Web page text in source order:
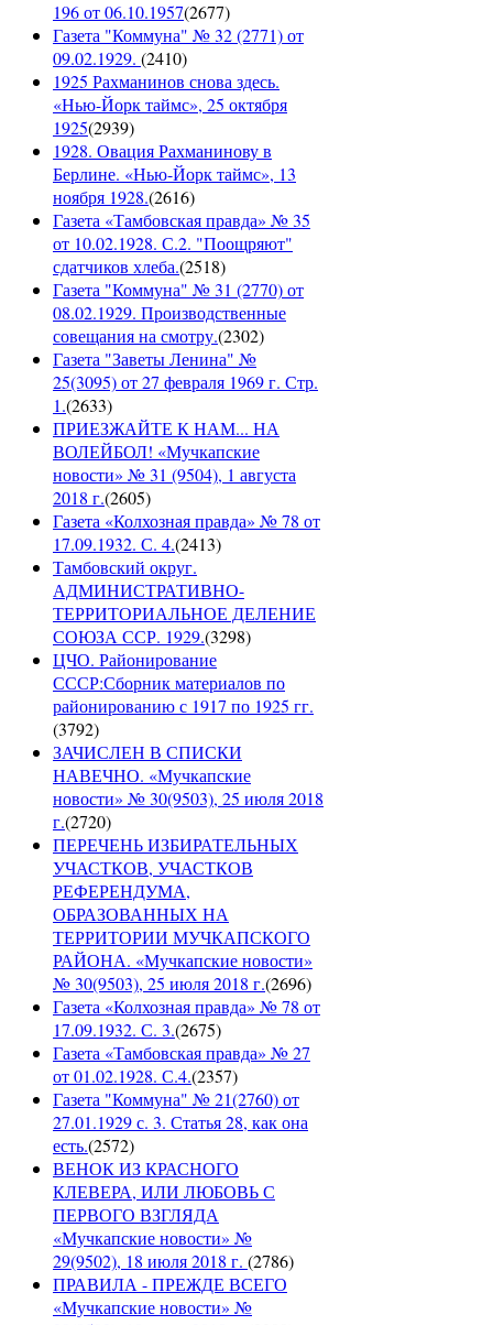
196 от 06.10.1957(2677)
Газета "Коммуна" № 32 (2771) от
09.02.1929. (2410)
1925 Рахманинов снова здесь.
«Нью-Йорк таймс», 25 октября
1925(2939)
1928. Овация Рахманинову в
Берлине. «Нью-Йорк таймс», 13
ноября 1928.(2616)
Газета «Тамбовская правда» № 35
от 10.02.1928. С.2. "Поощряют"
сдатчиков хлеба.(2518)
Газета "Коммуна" № 31 (2770) от
08.02.1929. Производственные
совещания на смотру.(2302)
Газета "Заветы Ленина" №
25(3095) от 27 февраля 1969 г. Стр.
1.(2633)
ПРИЕЗЖАЙТЕ К НАМ... НА
ВОЛЕЙБОЛ! «Мучкапские
новости» № 31 (9504), 1 августа
2018 г.(2605)
Газета «Колхозная правда» № 78 от
17.09.1932. С. 4.(2413)
Тамбовский округ.
АДМИНИСТРАТИВНО-
ТЕРРИТОРИАЛЬНОЕ ДЕЛЕНИЕ
СОЮЗА ССР. 1929.(3298)
ЦЧО. Районирование
СССР:Сборник материалов по
районированию с 1917 по 1925 гг.
(3792)
ЗАЧИСЛЕН В СПИСКИ
НАВЕЧНО. «Мучкапские
новости» № 30(9503), 25 июля 2018
г.(2720)
ПЕРЕЧЕНЬ ИЗБИРАТЕЛЬНЫХ
УЧАСТКОВ, УЧАСТКОВ
РЕФЕРЕНДУМА,
ОБРАЗОВАННЫХ НА
ТЕРРИТОРИИ МУЧКАПСКОГО
РАЙОНА. «Мучкапские новости»
№ 30(9503), 25 июля 2018 г.(2696)
Газета «Колхозная правда» № 78 от
17.09.1932. С. 3.(2675)
Газета «Тамбовская правда» № 27
от 01.02.1928. С.4.(2357)
Газета "Коммуна" № 21(2760) от
27.01.1929 с. 3. Статья 28, как она
есть.(2572)
ВЕНОК ИЗ КРАСНОГО
КЛЕВЕРА, ИЛИ ЛЮБОВЬ С
ПЕРВОГО ВЗГЛЯДА
«Мучкапские новости» №
29(9502), 18 июля 2018 г. (2786)
ПРАВИЛА - ПРЕЖДЕ ВСЕГО
«Мучкапские новости» №